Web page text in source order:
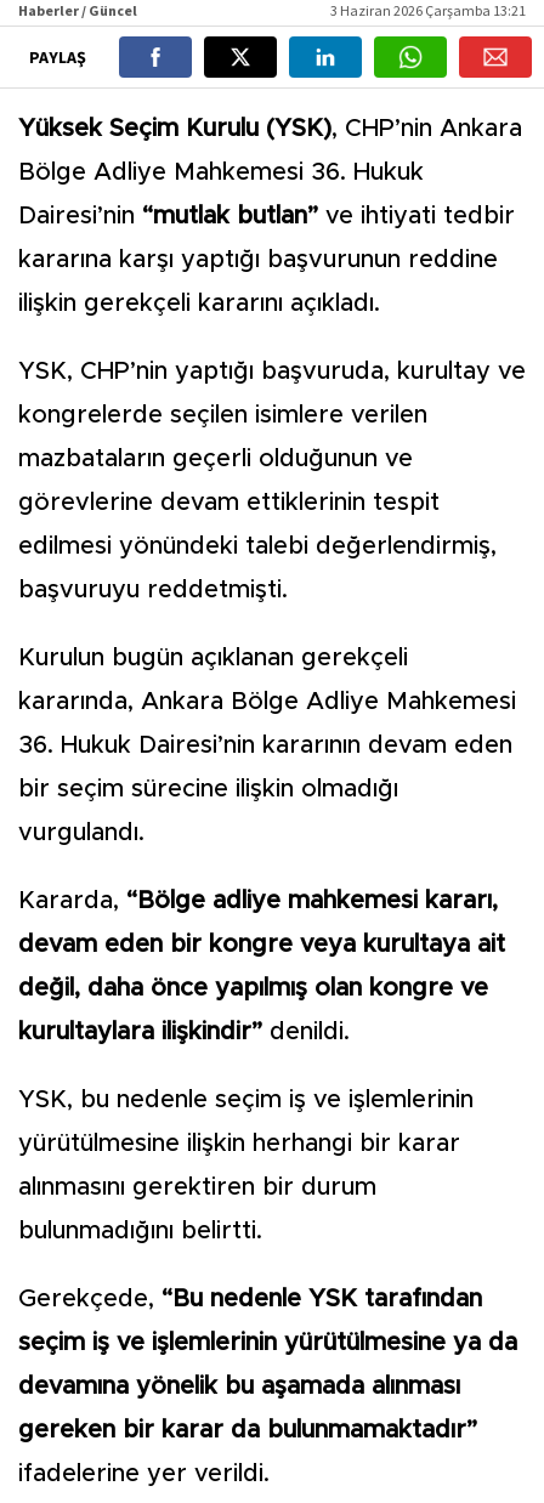
Haberler / Güncel 3 Haziran 2026 Çarşamba 13:21
PAYLAŞ
Yüksek Seçim Kurulu (YSK), CHP’nin Ankara
Bölge Adliye Mahkemesi 36. Hukuk
Dairesi’nin “mutlak butlan” ve ihtiyati tedbir
kararına karşı yaptığı başvurunun reddine
ilişkin gerekçeli kararını açıkladı.
YSK, CHP’nin yaptığı başvuruda, kurultay ve
kongrelerde seçilen isimlere verilen
mazbataların geçerli olduğunun ve
görevlerine devam ettiklerinin tespit
edilmesi yönündeki talebi değerlendirmiş,
başvuruyu reddetmişti.
Kurulun bugün açıklanan gerekçeli
kararında, Ankara Bölge Adliye Mahkemesi
36. Hukuk Dairesi’nin kararının devam eden
bir seçim sürecine ilişkin olmadığı
vurgulandı.
Kararda, “Bölge adliye mahkemesi kararı,
devam eden bir kongre veya kurultaya ait
değil, daha önce yapılmış olan kongre ve
kurultaylara ilişkindir” denildi.
YSK, bu nedenle seçim iş ve işlemlerinin
yürütülmesine ilişkin herhangi bir karar
alınmasını gerektiren bir durum
bulunmadığını belirtti.
Gerekçede, “Bu nedenle YSK tarafından
seçim iş ve işlemlerinin yürütülmesine ya da
devamına yönelik bu aşamada alınması
gereken bir karar da bulunmamaktadır”
ifadelerine yer verildi.